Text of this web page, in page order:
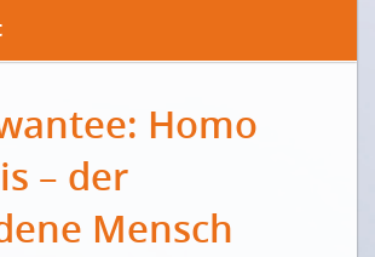
digitalis – der zufriedene
digitalis – l’homme satisfait
Homo
– der
Mensch